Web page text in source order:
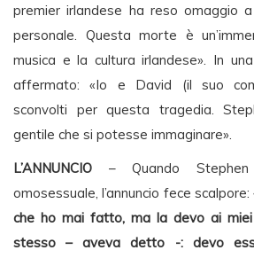
premier irlandese ha reso omaggio
personale. Questa morte è
musica e la cultura irlandese». In
affermato: «Io e David (il suo
sconvolti per questa tragedia.
gentile che si potesse immaginare».
L’ANNUNCIO – Quando
omosessuale, l’annuncio fece scalpore:
che ho mai fatto, ma la devo ai
stesso – aveva detto -: devo